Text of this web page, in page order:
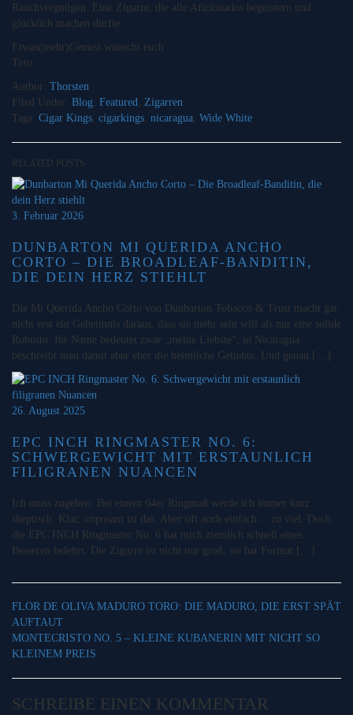
Rauchvergnügen. Eine Zigarre, die alle Aficionados begeistern und
glücklich machen dürfte.
Etwas(mehr)Genuss wünscht euch
Toto
Author: Thorsten
Filed Under: Blog Featured
Zigarren
Tags: Cigar Kings cigarkings nicaragua Wide White
RELATED POSTS
3. Februar 2026
DUNBARTON MI QUERIDA ANCHO
CORTO – DIE BROADLEAF-BANDITIN,
DIE DEIN HERZ STIEHLT
Die Mi Querida Ancho Corto von Dunbarton Tobacco & Trust macht gar
nicht erst ein Geheimnis daraus, dass sie mehr sein will als nur eine solide
Robusto. Ihr Name bedeutet zwar „meine Liebste“, in Nicaragua
beschreibt man damit aber eher die heimliche Geliebte. Und genau […]
26. August 2025
EPC INCH RINGMASTER NO. 6:
SCHWERGEWICHT MIT ERSTAUNLICH
FILIGRANEN NUANCEN
Ich muss zugeben: Bei einem 64er Ringmaß werde ich immer kurz
skeptisch. Klar, imposant ist das. Aber oft auch einfach… zu viel. Doch
die EPC INCH Ringmaster No. 6 hat mich ziemlich schnell eines
Besseren belehrt. Die Zigarre ist nicht nur groß, sie hat Format […]
FLOR DE OLIVA MADURO TORO: DIE MADURO, DIE ERST SPÄT
AUFTAUT
MONTECRISTO NO. 5 – KLEINE KUBANERIN MIT NICHT SO
KLEINEM PREIS
SCHREIBE EINEN KOMMENTAR